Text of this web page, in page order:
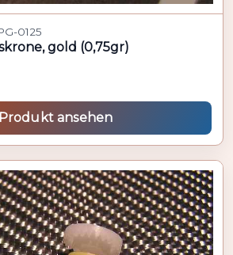
0125
gold (0,75gr)
Produkt ansehen